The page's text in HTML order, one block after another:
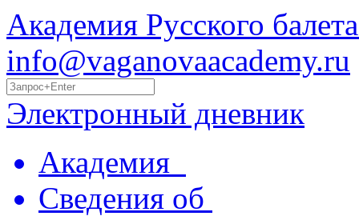
Академия Русского
info@vaganovaacademy.ru
Электронный дневник
Академия
Сведения об